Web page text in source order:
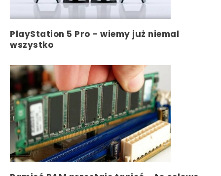
PlayStation 5 Pro – wiemy już niemal
wszystko